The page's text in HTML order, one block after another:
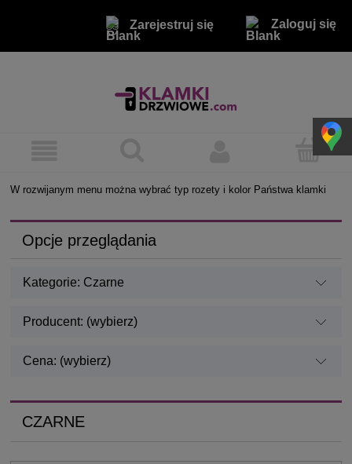
Zarejestruj się Zaloguj się
W rozwijanym menu można wybrać typ rozety i kolor Państwa klamki
Opcje przeglądania
Kategorie: Czarne
Producent: (wybierz)
Cena: (wybierz)
CZARNE